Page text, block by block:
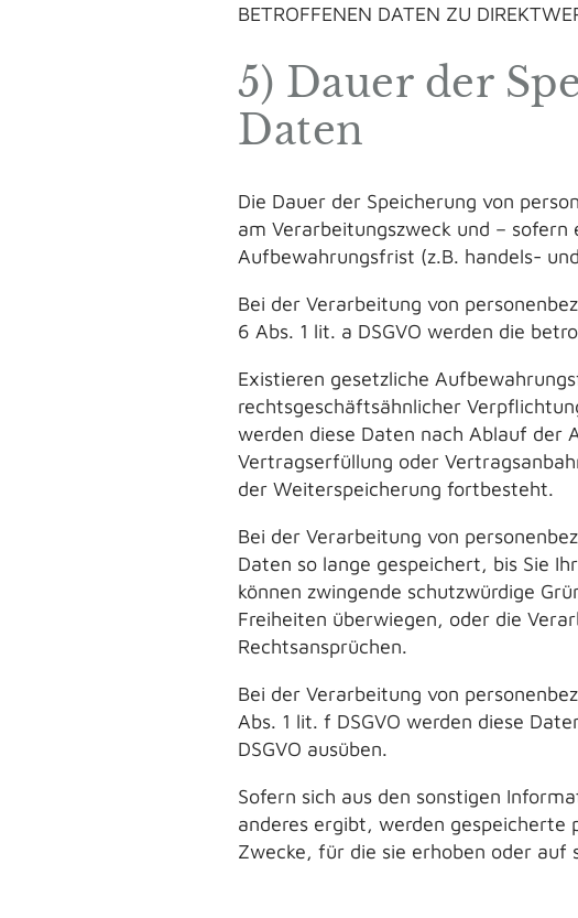
BETROFFENEN DATEN ZU
5) Dauer der
Daten
Die Dauer der Speicherung von
am Verarbeitungszweck und –
Aufbewahrungsfrist (z.B. handels-
Bei der Verarbeitung von
6 Abs. 1 lit. a DSGVO werden die
Existieren gesetzliche
rechtsgeschäftsähnlicher
werden diese Daten nach Ablauf der
Vertragserfüllung oder
der Weiterspeicherung fortbesteht.
Bei der Verarbeitung von
Daten so lange gespeichert, bis Sie
können zwingende schutzwürdige
Freiheiten überwiegen, oder die
Rechtsansprüchen.
Bei der Verarbeitung von
Abs. 1 lit. f DSGVO werden diese
DSGVO ausüben.
Sofern sich aus den sonstigen
anderes ergibt, werden gespeicherte
Zwecke, für die sie erhoben oder